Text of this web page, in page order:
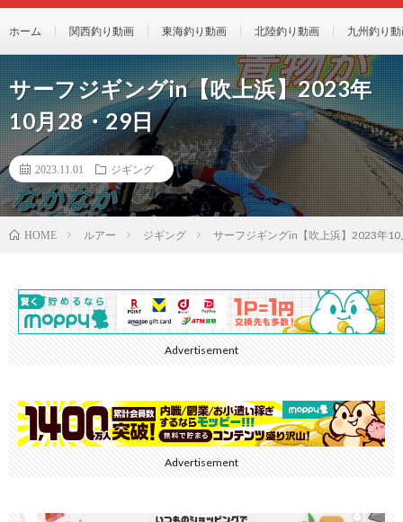
ホーム 関西釣り動画 東海釣り動画 北陸釣り動画 九州釣り
サーフジギングin【吹上浜】2023年
10月28・29日
2023.11.01 ジギング
HOME ルアー ジギング サーフジギングin【吹上浜】2023年
Advertisement
Advertisement